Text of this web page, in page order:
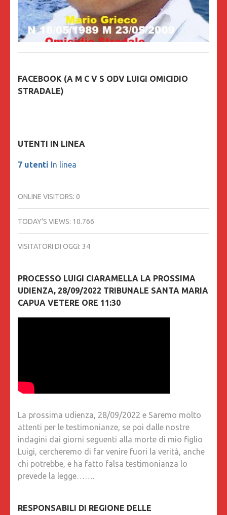
FACEBOOK (A M C V S ODV LUIGI OMICIDIO
STRADALE)
UTENTI IN LINEA
7 utenti In linea
ONLINE VISITORS: 0
TODAY'S VIEWS: 10.766
VISITATORI DI OGGI: 34
PROCESSO LUIGI CIARAMELLA LA PROSSIMA
UDIENZA, 28/09/2022 TRIBUNALE SANTA MARIA
CAPUA VETERE ORE 11:30
La prossima udienza, 28/09/2022 e Saremo molto
attenti per le testimonianze, se poi dalle nostre
indagini dai giorni seguenti alla morte di mio figlio
Luigi, cercheremo di far venire fuori la verità, anche
chi potrebbe, e ha fatto falsa testimonianza lo
prevede la legge…….
RESPONSABILI DI REGIONE DELLE